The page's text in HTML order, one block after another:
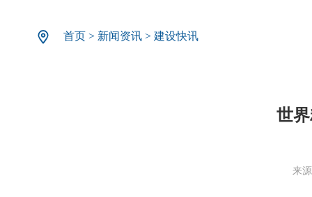
首页 > 新闻资讯 > 建设快讯
世
来